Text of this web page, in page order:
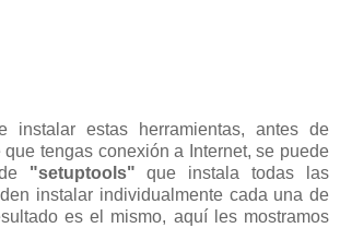
instalar estas herramientas, antes de
que tengas conexión a Internet, se puede
"setuptools" que instala todas las
instalar individualmente cada una de
es el mismo, aquí les mostramos